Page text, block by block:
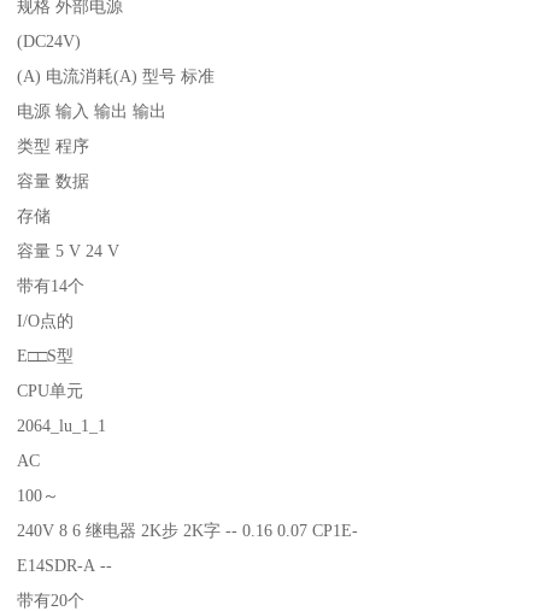
规格 外部电源
(DC24V)
(A) 电流消耗(A) 型号 标准
电源 输入 输出 输出
类型 程序
容量 数据
存储
容量 5 V 24 V
带有14个
I/O点的
E□□S型
CPU单元
2064_lu_1_1
AC
100～
240V 8 6 继电器 2K步 2K字 -- 0.16 0.07 CP1E-
E14SDR-A --
带有20个